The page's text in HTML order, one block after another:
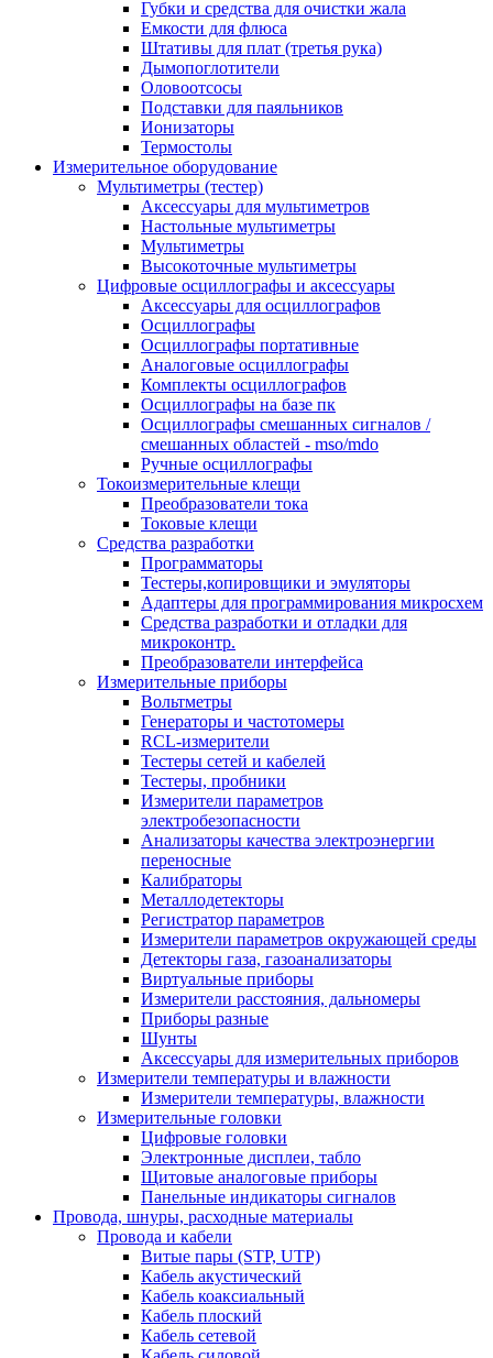
Губки и средства для очистки жала
Емкости для флюса
Штативы для плат (третья рука)
Дымопоглотители
Оловоотсосы
Подставки для паяльников
Ионизаторы
Термостолы
Измерительное оборудование
Мультиметры (тестер)
Аксессуары для мультиметров
Настольные мультиметры
Мультиметры
Высокоточные мультиметры
Цифровые осциллографы и аксессуары
Аксессуары для осциллографов
Осциллографы
Осциллографы портативные
Аналоговые осциллографы
Комплекты осциллографов
Осциллографы на базе пк
Осциллографы смешанных сигналов /
смешанных областей - mso/mdo
Ручные осциллографы
Токоизмерительные клещи
Преобразователи тока
Токовые клещи
Средства разработки
Программаторы
Тестеры,копировщики и эмуляторы
Адаптеры для программирования микросхем
Cредства разработки и отладки для
микроконтр.
Преобразователи интерфейса
Измерительные приборы
Вольтметры
Генераторы и частотомеры
RCL-измерители
Тестеры сетей и кабелей
Тестеры, пробники
Измерители параметров
электробезопасности
Анализаторы качества электроэнергии
переносные
Калибраторы
Металлодетекторы
Регистратор параметров
Измерители параметров окружающей среды
Детекторы газа, газоанализаторы
Виртуальные приборы
Измерители расстояния, дальномеры
Приборы разные
Шунты
Аксессуары для измерительных приборов
Измерители температуры и влажности
Измерители температуры, влажности
Измерительные головки
Цифровые головки
Электронные дисплеи, табло
Щитовые аналоговые приборы
Панельные индикаторы сигналов
Провода, шнуры, расходные материалы
Провода и кабели
Витые пары (STP, UTP)
Кабель акустический
Кабель коаксиальный
Кабель плоский
Кабель сетевой